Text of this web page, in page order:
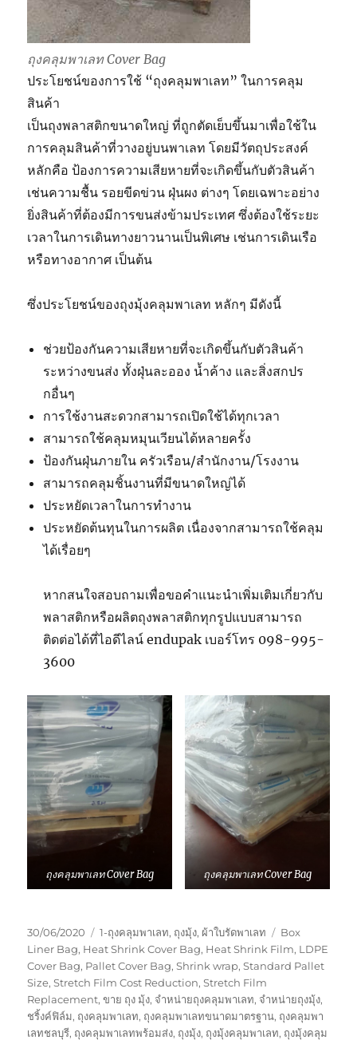
ถุงคลุมพาเลท Cover Bag
ประโยชน์ของการใช้ “ถุงคลุมพาเลท” ในการคลุม
สินค้า
เป็นถุงพลาสติกขนาดใหญ่ ที่ถูกตัดเย็บขึ้นมาเพื่อใช้ใน
การคลุมสินค้าที่วางอยู่บนพาเลท โดยมีวัตถุประสงค์
หลักคือ ป้องการความเสียหายที่จะเกิดขึ้นกับตัวสินค้า
เช่นความชื้น รอยขีดข่วน ฝุ่นผง ต่างๆ โดยเฉพาะอย่าง
ยิ่งสินค้าที่ต้องมีการขนส่งข้ามประเทศ ซึ่งต้องใช้ระยะ
เวลาในการเดินทางยาวนานเป็นพิเศษ เช่นการเดินเรือ
หรือทางอากาศ เป็นต้น
ซึ่งประโยชน์ของถุงมุ้งคลุมพาเลท หลักๆ มีดังนี้
ช่วยป้องกันความเสียหายที่จะเกิดขึ้นกับตัวสินค้า
ระหว่างขนส่ง ทั้งฝุ่นละออง น้ำค้าง และสิ่งสกปร
กอื่นๆ
การใช้งานสะดวกสามารถเปิดใช้ได้ทุกเวลา
สามารถใช้คลุมหมุนเวียนได้หลายครั้ง
ป้องกันฝุ่นภายใน ครัวเรือน/สำนักงาน/โรงงาน
สามารถคลุมชิ้นงานที่มีขนาดใหญ่ได้
ประหยัดเวลาในการทำงาน
ประหยัดต้นทุนในการผลิต เนื่องจากสามารถใช้คลุม
ได้เรื่อยๆ
หากสนใจสอบถามเพื่อขอคำแนะนำเพิ่มเติมเกี่ยวกับ
พลาสติกหรือผลิตถุงพลาสติกทุกรูปแบบสามารถ
ติดต่อได้ที่ไอดีไลน์ endupak เบอร์โทร 098-995-
3600
ถุงคลุมพาเลท Cover Bag ถุงคลุมพาเลท Cover Bag
Posted
on
30/06/2020 Categories
1-ถุงคลุมพาเลท, ถุงมุ้ง, ผ้าใบรัดพาเลท Tags
Box
Liner Bag, Heat Shrink Cover Bag, Heat Shrink Film, LDPE
Cover Bag, Pallet Cover Bag,Shrink wrap,Standard Pallet
Size,Stretch Film Cost Reduction,Stretch Film
Replacement,ขาย ถุง มุ้ง, จำหน่ายถุงคลุมพาเลท, จำหน่ายถุงมุ้ง,
ชริ้งค์ฟิล์ม, ถุงคลุมพาเลท, ถุงคลุมพาเลทขนาดมาตรฐาน, ถุงคลุมพา
เลทชลบุรี, ถุงคลุมพาเลทพร้อมส่ง, ถุงมุ้ง, ถุงมุ้งคลุมพาเลท, ถุงมุ้งคลุม